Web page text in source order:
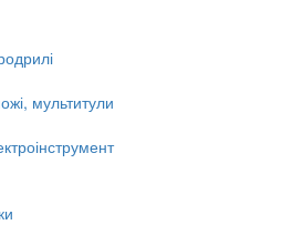
мультитули